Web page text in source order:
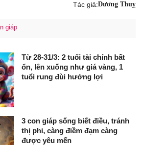
Tác giả:Dương Thuỵ
giáp
Từ 28-31/3: 2 tuổi tài chính bất
ổn, lên xuống như giá vàng, 1
tuổi rung đùi hưởng lợi
3 con giáp sống biết điều, tránh
thị phi, càng điềm đạm càng
được yêu mến